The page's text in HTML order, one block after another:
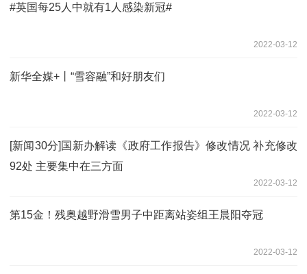
#英国每25人中就有1人感染新冠#
2022-03-12
新华全媒+丨“雪容融”和好朋友们
2022-03-12
[新闻30分]国新办解读《政府工作报告》修改情况 补充修改
92处 主要集中在三方面
2022-03-12
第15金！残奥越野滑雪男子中距离站姿组王晨阳夺冠
2022-03-12